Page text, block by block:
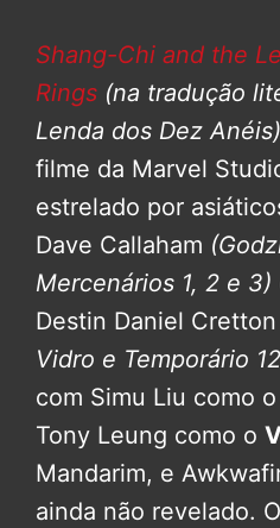
Shang-Chi and the
Rings (na tradução
Lenda dos Dez Anéis)
filme da Marvel
estrelado por
Dave Callaham
Mercenários 1, 2 e 3)
Destin Daniel Cretton
Vidro e Temporário
com Simu Liu como
Tony Leung como o
Mandarim, e
ainda não revelado.